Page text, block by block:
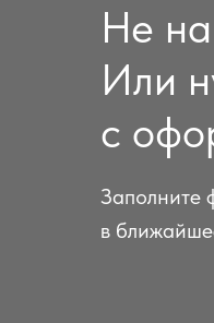
Не
Или
с
Заполните
в